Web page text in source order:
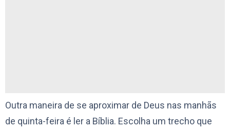
Outra maneira de se aproximar de Deus nas manhãs
de quinta-feira é ler a Bíblia. Escolha um trecho que